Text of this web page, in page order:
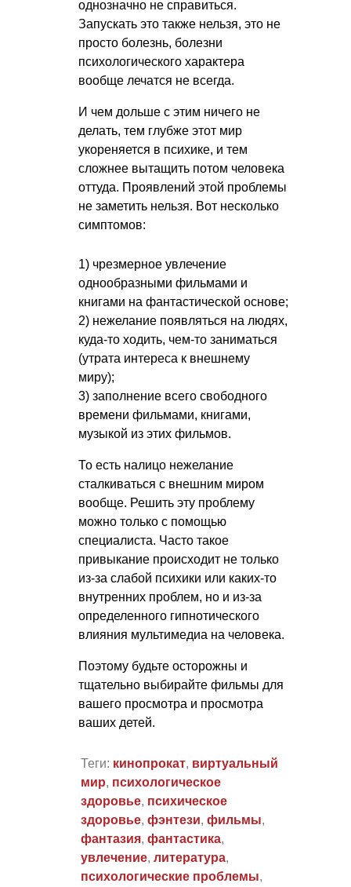
однозначно не справиться.
Запускать это также нельзя, это не
просто болезнь, болезни
психологического характера
вообще лечатся не всегда.
И чем дольше с этим ничего не
делать, тем глубже этот мир
укореняется в психике, и тем
сложнее вытащить потом человека
оттуда. Проявлений этой проблемы
не заметить нельзя. Вот несколько
симптомов:
1) чрезмерное увлечение
однообразными фильмами и
книгами на фантастической основе;
2) нежелание появляться на людях,
куда-то ходить, чем-то заниматься
(утрата интереса к внешнему
миру);
3) заполнение всего свободного
времени фильмами, книгами,
музыкой из этих фильмов.
То есть налицо нежелание
сталкиваться с внешним миром
вообще. Решить эту проблему
можно только с помощью
специалиста. Часто такое
привыкание происходит не только
из-за слабой психики или каких-то
внутренних проблем, но и из-за
определенного гипнотического
влияния мультимедиа на человека.
Поэтому будьте осторожны и
тщательно выбирайте фильмы для
вашего просмотра и просмотра
ваших детей.
Теги: кинопрокат, виртуальный
мир, психологическое
здоровье, психическое
здоровье, фэнтези, фильмы,
фантазия, фантастика,
увлечение, литература,
психологические проблемы,